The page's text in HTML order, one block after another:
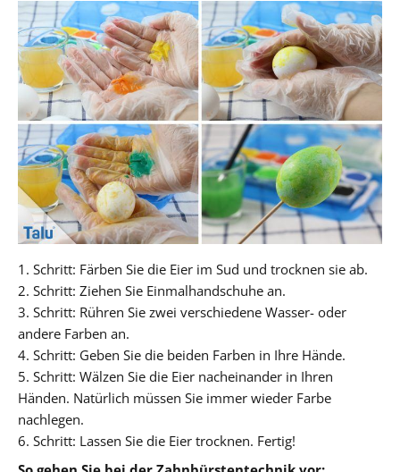
1. Schritt: Färben Sie die Eier im Sud und trocknen sie ab.
2. Schritt: Ziehen Sie Einmalhandschuhe an.
3. Schritt: Rühren Sie zwei verschiedene Wasser- oder
andere Farben an.
4. Schritt: Geben Sie die beiden Farben in Ihre Hände.
5. Schritt: Wälzen Sie die Eier nacheinander in Ihren
Händen. Natürlich müssen Sie immer wieder Farbe
nachlegen.
6. Schritt: Lassen Sie die Eier trocknen. Fertig!